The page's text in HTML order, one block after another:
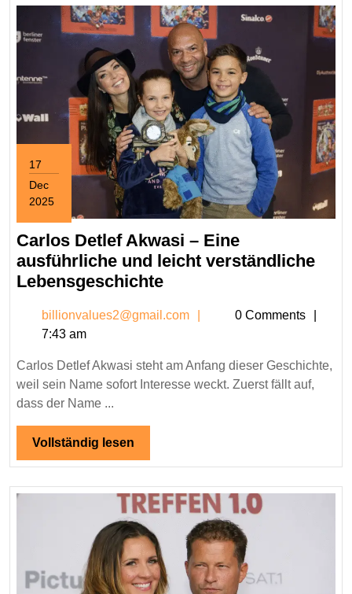
17
Dec
2025
December
2025
Carlos Detlef Akwasi – Eine
ausführliche und leicht verständliche
LebensgeschichteCarlos
Akwasi
Eine
ausführliche
Lebensgeschichte
billionvalues2@gmail.com
0 Comments
7:43 am
Carlos Detlef Akwasi steht am Anfang dieser Geschichte,
weil sein Name sofort Interesse weckt. Zuerst fällt auf,
dass der Name ...
Vollständig lesen
lesen